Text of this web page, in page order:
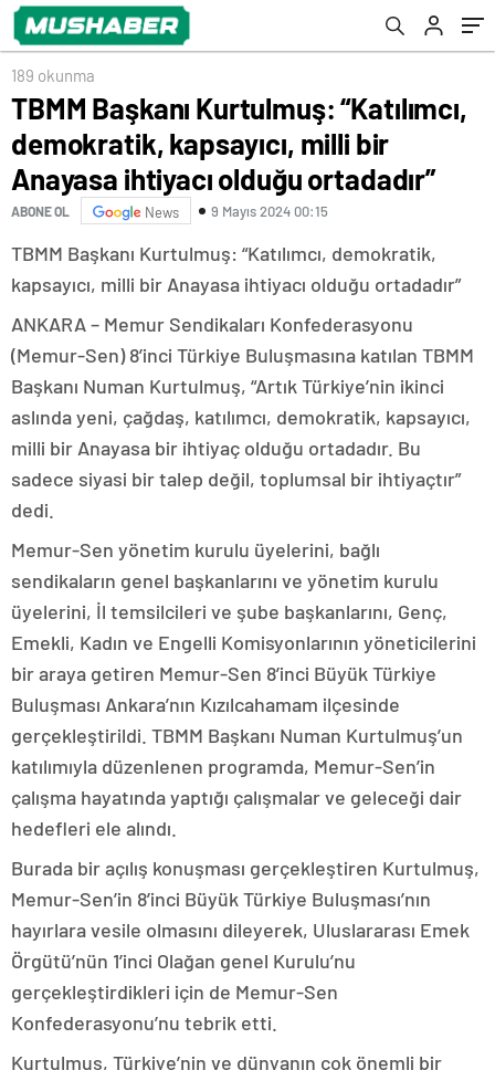
ihtiyacı olduğu ortadadır”
189 okunma
TBMM Başkanı Kurtulmuş: “Katılımcı,
demokratik, kapsayıcı, milli bir
Anayasa ihtiyacı olduğu ortadadır”
ABONE OL News 9 Mayıs 2024 00:15
TBMM Başkanı Kurtulmuş: “Katılımcı, demokratik,
kapsayıcı, milli bir Anayasa ihtiyacı olduğu ortadadır”
ANKARA – Memur Sendikaları Konfederasyonu
(Memur-Sen) 8’inci Türkiye Buluşmasına katılan TBMM
Başkanı Numan Kurtulmuş, “Artık Türkiye’nin ikinci
aslında yeni, çağdaş, katılımcı, demokratik, kapsayıcı,
milli bir Anayasa bir ihtiyaç olduğu ortadadır. Bu
sadece siyasi bir talep değil, toplumsal bir ihtiyaçtır”
dedi.
Memur-Sen yönetim kurulu üyelerini, bağlı
sendikaların genel başkanlarını ve yönetim kurulu
üyelerini, İl temsilcileri ve şube başkanlarını, Genç,
Emekli, Kadın ve Engelli Komisyonlarının yöneticilerini
bir araya getiren Memur-Sen 8’inci Büyük Türkiye
Buluşması Ankara’nın Kızılcahamam ilçesinde
gerçekleştirildi. TBMM Başkanı Numan Kurtulmuş’un
katılımıyla düzenlenen programda, Memur-Sen’in
çalışma hayatında yaptığı çalışmalar ve geleceği dair
hedefleri ele alındı.
Burada bir açılış konuşması gerçekleştiren Kurtulmuş,
Memur-Sen’in 8’inci Büyük Türkiye Buluşması’nın
hayırlara vesile olmasını dileyerek, Uluslararası Emek
Örgütü’nün 1’inci Olağan genel Kurulu’nu
gerçekleştirdikleri için de Memur-Sen
Konfederasyonu’nu tebrik etti.
Kurtulmuş, Türkiye’nin ve dünyanın çok önemli bir